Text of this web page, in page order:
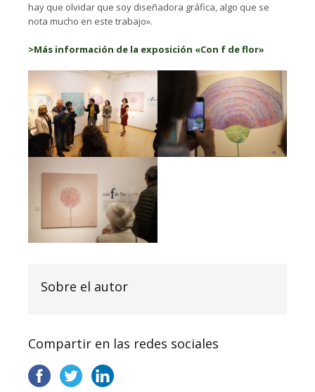
hay que olvidar que soy diseñadora gráfica, algo que se
nota mucho en este trabajo».
>Más información de la exposición «Con f de flor»
Sobre el autor
Compartir en las redes sociales